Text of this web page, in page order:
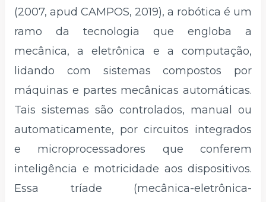
(2007, apud CAMPOS, 2019), a robótica é um
ramo da tecnologia que engloba a
mecânica, a eletrônica e a computação,
lidando com sistemas compostos por
máquinas e partes mecânicas automáticas.
Tais sistemas são controlados, manual ou
automaticamente, por circuitos integrados
e microprocessadores que conferem
inteligência e motricidade aos dispositivos.
Essa tríade (mecânica-eletrônica-